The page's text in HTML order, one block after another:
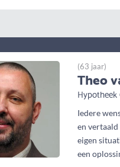
(63 jaar)
Theo
Hypotheek
Iedere
en
eigen
een